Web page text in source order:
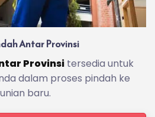
Antar Provinsi
Provinsitersedia untuk
dalam proses pindah ke
baru.